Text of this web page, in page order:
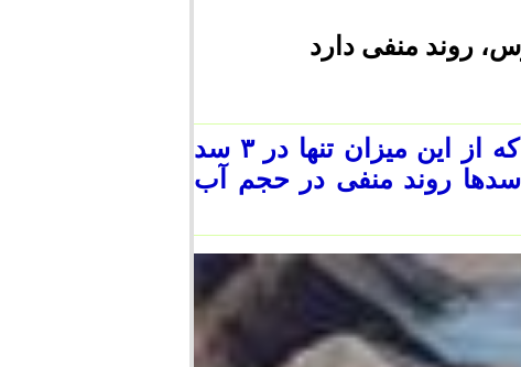
استان فارس ۸ سد در حال بهره‌برداری دارد که از این میزان تنها در ۳ سد
روند منفی در حجم آب